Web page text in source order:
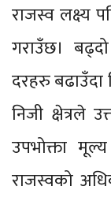
राजस्व लक्ष्य
गराउँछ।
दरहरु बढाउँदा
निजी क्षेत्रले
उपभोक्ता
राजस्वको